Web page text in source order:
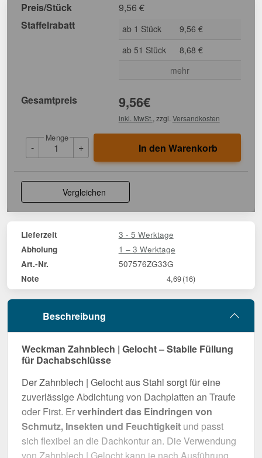
Preis/Stück 9,56 €
Staffelrabatt
ab 1 Stück
9,56 €
ab 51 Stück
8,68 €
mehr
Gesamtpreis 9,56€
inkl. MwSt. , zzgl. Versandkosten
-
Menge
+ In den Warenkorb
Vergleichen
Lieferzeit 3 - 5 Werktage
Abholung 1 – 3 Werktage
Art.-Nr. 507576ZG33G
Note 4,69(16)
Beschreibung
Weckman Zahnblech | Gelocht – Stabile Füllung
für Dachabschlüsse
Der Zahnblech | Gelocht aus Stahl sorgt für eine
zuverlässige Abdichtung von Dachplatten an Traufe
oder First. Erverhindert das Eindringen von
Schmutz, Insekten und Feuchtigkeit und passt
sich flexibel an die Dachkontur an. Die Verwendung